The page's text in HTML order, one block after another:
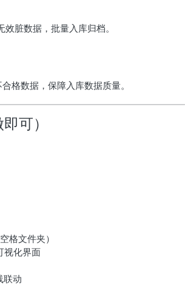
脏数据，批量入库归档。
格数据，保障入库数据质量。
可）
格文件夹）
视化界面
联动